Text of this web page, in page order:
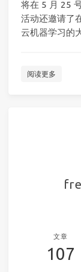
将在 5 月 25
活动还邀请了
云机器学习的
阅读更多
文章
107